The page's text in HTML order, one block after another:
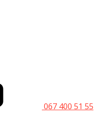
067 400 51 55